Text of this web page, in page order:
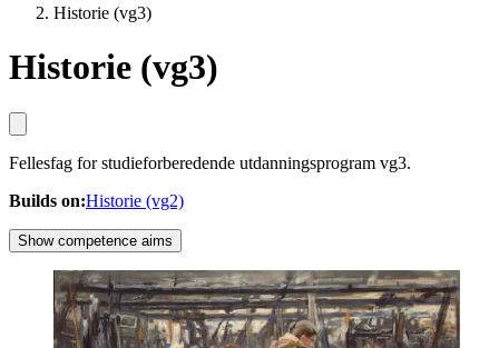
Historie (vg3)
Historie (vg3)
Fellesfag for studieforberedende utdanningsprogram vg3.
Builds on:Historie (vg2)
Show competence aims